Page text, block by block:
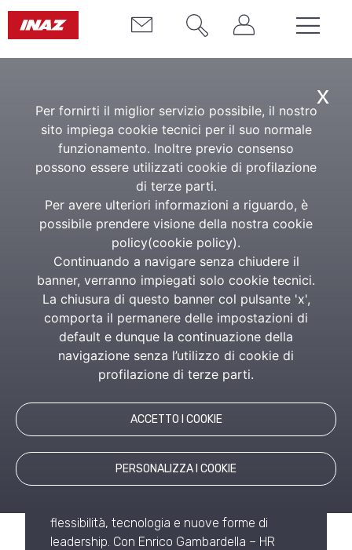
x
Per fornirti il miglior servizio possibile, il nostro
sito impiega cookie tecnici per il suo normale
funzionamento. Inoltre previo consenso
possono essere utilizzati cookie di profilazione
di terze parti.
Per avere ulteriori informazioni a riguardo, è
possibile prendere visione della nostra cookie
policy(cookie policy).
Continuando a navigare senza chiudere il
banner, verranno impiegati solo cookie tecnici.
La chiusura di questo banner col pulsante 'x',
comporta il permanere delle impostazioni di
default e dunque la continuazione della
navigazione senza l’utilizzo di cookie di
profilazione di terze parti.
ACCETTO I COOKIE
PERSONALIZZA I COOKIE
TUTTI GLI EVENTI
MODELLI
ORGANIZZATIVI – 11
MAGGIO 2021
News
flessibilità, tecnologia e nuove forme di
leadership. Con Enrico Gambardella – HR